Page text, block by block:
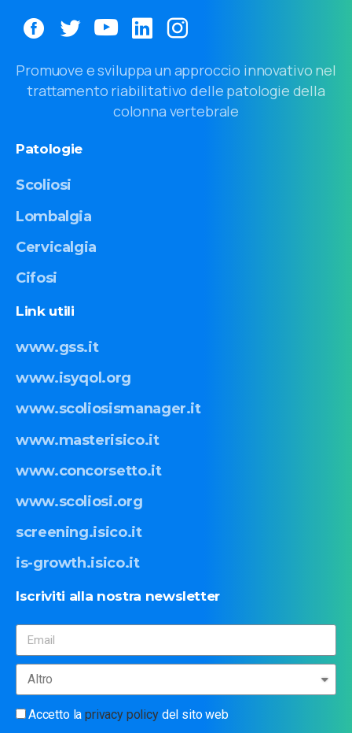
Promuove e sviluppa un approccio innovativo nel
trattamento riabilitativo delle patologie della
colonna vertebrale
Patologie
Scoliosi
Lombalgia
Cervicalgia
Cifosi
Link utili
www.gss.it
www.isyqol.org
www.scoliosismanager.it
www.masterisico.it
www.concorsetto.it
www.scoliosi.org
screening.isico.it
is-growth.isico.it
Iscriviti alla nostra newsletter
Accetto laprivacy policydel sito web